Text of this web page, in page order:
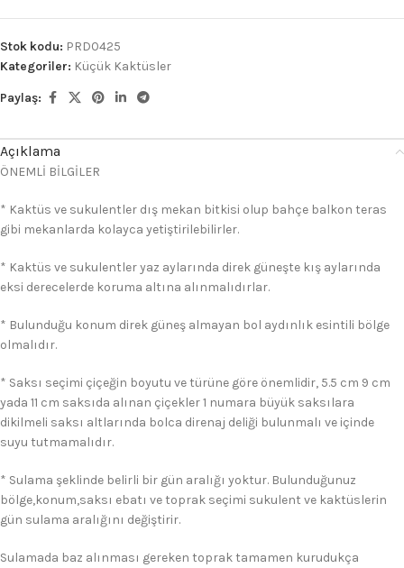
Stok kodu: PRD0425
Kategoriler: Küçük Kaktüsler
Paylaş:
Açıklama
ÖNEMLİ BİLGİLER
* Kaktüs ve sukulentler dış mekan bitkisi olup bahçe balkon teras
gibi mekanlarda kolayca yetiştirilebilirler.
* Kaktüs ve sukulentler yaz aylarında direk güneşte kış aylarında
eksi derecelerde koruma altına alınmalıdırlar.
* Bulunduğu konum direk güneş almayan bol aydınlık esintili bölge
olmalıdır.
* Saksı seçimi çiçeğin boyutu ve türüne göre önemlidir, 5.5 cm 9 cm
yada 11 cm saksıda alınan çiçekler 1 numara büyük saksılara
dikilmeli saksı altlarında bolca direnaj deliği bulunmalı ve içinde
suyu tutmamalıdır.
* Sulama şeklinde belirli bir gün aralığı yoktur. Bulunduğunuz
bölge,konum,saksı ebatı ve toprak seçimi sukulent ve kaktüslerin
gün sulama aralığını değiştirir.
Sulamada baz alınması gereken toprak tamamen kurudukça